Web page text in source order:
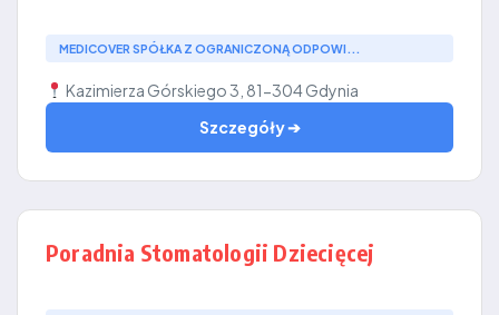
MEDICOVER SPÓŁKA Z OGRANICZONĄ ODPOWI...
Kazimierza Górskiego 3, 81-304 Gdynia
Szczegóły ➔
Poradnia Stomatologii Dziecięcej